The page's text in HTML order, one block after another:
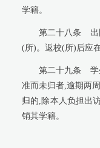
学籍。
第二十八条
(所)。返校(所)后应
第二十九条
准而未归者,逾期两
归的,除本人负担出
销其学籍。